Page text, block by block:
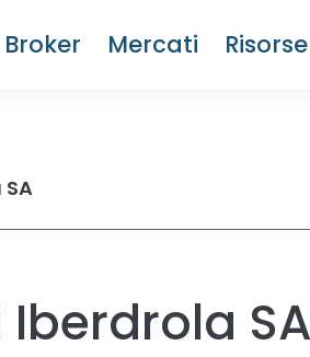
Broker Mercati Risorse